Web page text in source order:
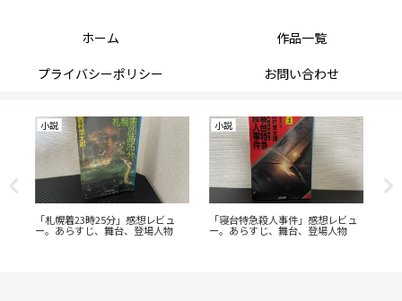
ホーム
作品一覧
プライバシーポリシー
お問い合わせ
小説
「札幌着23時25分」感想レビュ
ー。あらすじ、舞台、登場人物
小説
「寝台特急殺人事件」感想レビュ
ー。あらすじ、舞台、登場人物